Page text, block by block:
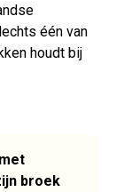
één van
houdt bij
broek